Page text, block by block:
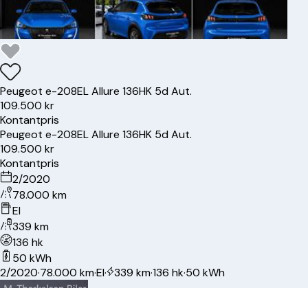
Peugeot e-208EL Allure 136HK 5d Aut.
109.500 kr
Kontantpris
Peugeot e-208EL Allure 136HK 5d Aut.
109.500 kr
Kontantpris
2/2020
78.000 km
El
339 km
136 hk
50 kWh
2/2020·78.000 km·El· 339 km·136 hk·50 kWh